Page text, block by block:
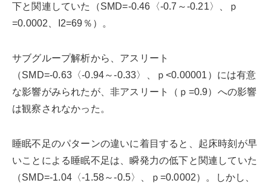
下と関連していた（SMD=-0.46〈-0.7～-0.21〉、ｐ
=0.0002、I2=69％）。
サブグループ解析から、アスリート
（SMD=-0.63〈-0.94～-0.33〉、ｐ<0.00001）には有意
な影響がみられたが、非アスリート（ｐ=0.9）への影響
は観察されなかった。
睡眠不足のパターンの違いに着目すると、起床時刻が早
いことによる睡眠不足は、瞬発力の低下と関連していた
（SMD=-1.04〈-1.58～-0.5〉、ｐ=0.0002）。しかし、